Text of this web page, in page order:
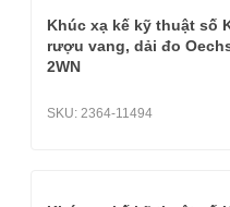
Khúc xạ kế kỹ thuật số
rượu vang, dải đo
2WN
SKU: 2364-11494